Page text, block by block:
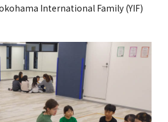
International Family (YIF)